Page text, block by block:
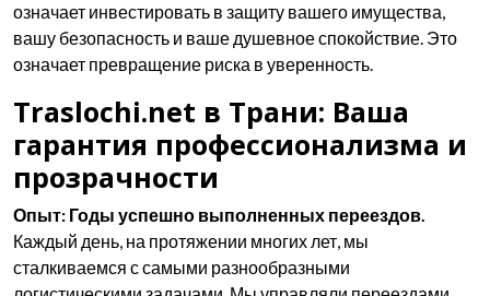
означает инвестировать в защиту вашего имущества,
вашу безопасность и ваше душевное спокойствие. Это
означает превращение риска в уверенность.
Traslochi.net в Трани: Ваша
гарантия профессионализма и
прозрачности
Опыт: Годы успешно выполненных переездов.
Каждый день, на протяжении многих лет, мы
сталкиваемся с самыми разнообразными